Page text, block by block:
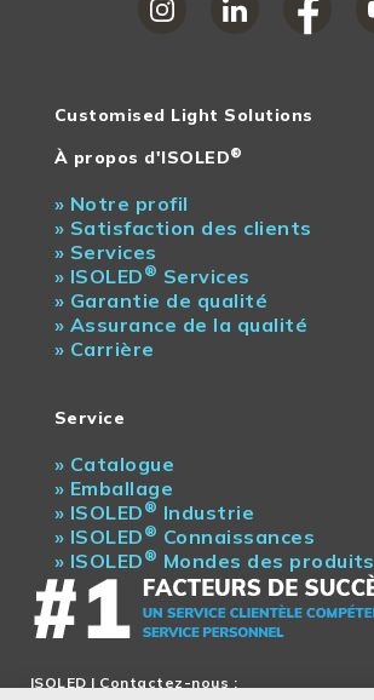
Customised Light Solutions
À propos d'ISOLED®
» Notre profil
» Satisfaction des clients
» Services
» ISOLED ® Services
» Garantie de qualité
» Assurance de la qualité
» Carrière
Service
» Catalogue
» Emballage
» ISOLED ® Industrie
» ISOLED ® Connaissances
» ISOLED ® Mondes des produits
ISOLED | Contactez-nous :